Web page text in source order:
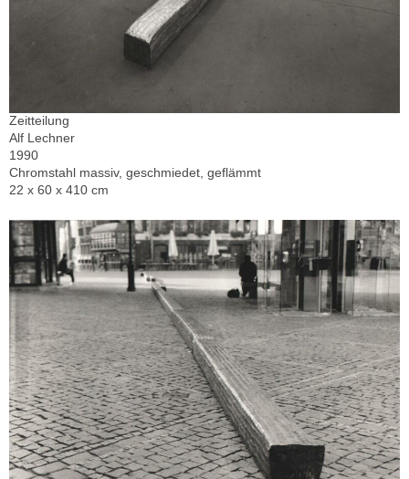
Zeitteilung
Alf Lechner
1990
Chromstahl massiv, geschmiedet, geflämmt
22 x 60 x 410 cm